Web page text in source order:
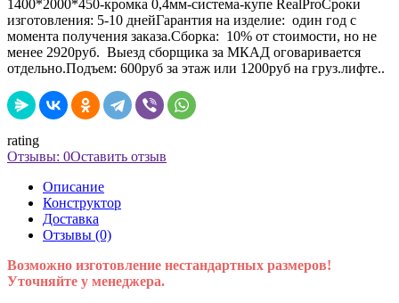
1400*2000*450-кромка 0,4мм-система-купе RealProСроки
изготовления: 5-10 днейГарантия на изделие: один год с
момента получения заказа.Сборка: 10% от стоимости, но не
менее 2920руб. Выезд сборщика за МКАД оговаривается
отдельно.Подъем: 600руб за этаж или 1200руб на груз.лифте..
rating
Отзывы: 0Оставить отзыв
Описание
Конструктор
Доставка
Отзывы (0)
Возможно изготовление нестандартных размеров!
Уточняйте у менеджера.